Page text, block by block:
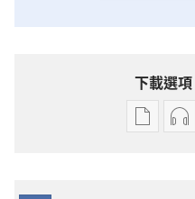
下載選項
電
錄